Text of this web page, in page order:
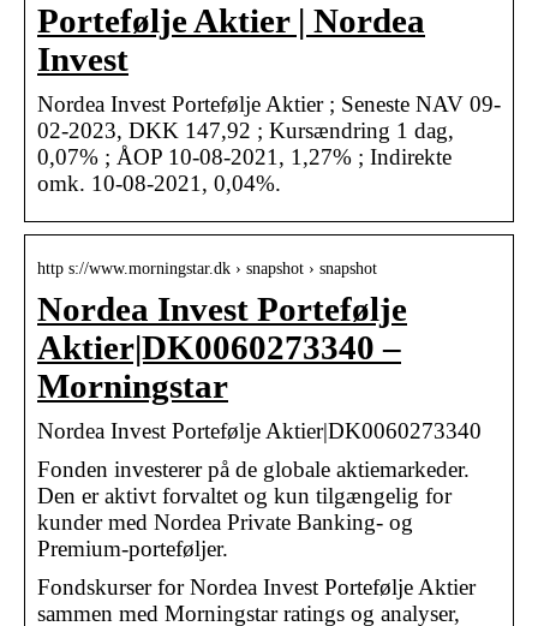
Portefølje Aktier | Nordea
Invest
Nordea Invest Portefølje Aktier ; Seneste NAV 09-
02-2023, DKK 147,92 ; Kursændring 1 dag,
0,07% ; ÅOP 10-08-2021, 1,27% ; Indirekte
omk. 10-08-2021, 0,04%.
http s://www.morningstar.dk › snapshot › snapshot
Nordea Invest Portefølje
Aktier|DK0060273340 –
Morningstar
Nordea Invest Portefølje Aktier|DK0060273340
Fonden investerer på de globale aktiemarkeder.
Den er aktivt forvaltet og kun tilgængelig for
kunder med Nordea Private Banking- og
Premium-porteføljer.
Fondskurser for Nordea Invest Portefølje Aktier
sammen med Morningstar ratings og analyser,